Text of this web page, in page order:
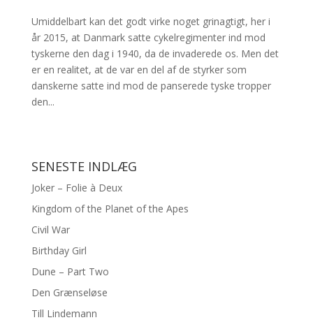
Umiddelbart kan det godt virke noget grinagtigt, her i
år 2015, at Danmark satte cykelregimenter ind mod
tyskerne den dag i 1940, da de invaderede os. Men det
er en realitet, at de var en del af de styrker som
danskerne satte ind mod de panserede tyske tropper
den...
SENESTE INDLÆG
Joker – Folie à Deux
Kingdom of the Planet of the Apes
Civil War
Birthday Girl
Dune – Part Two
Den Grænseløse
Till Lindemann